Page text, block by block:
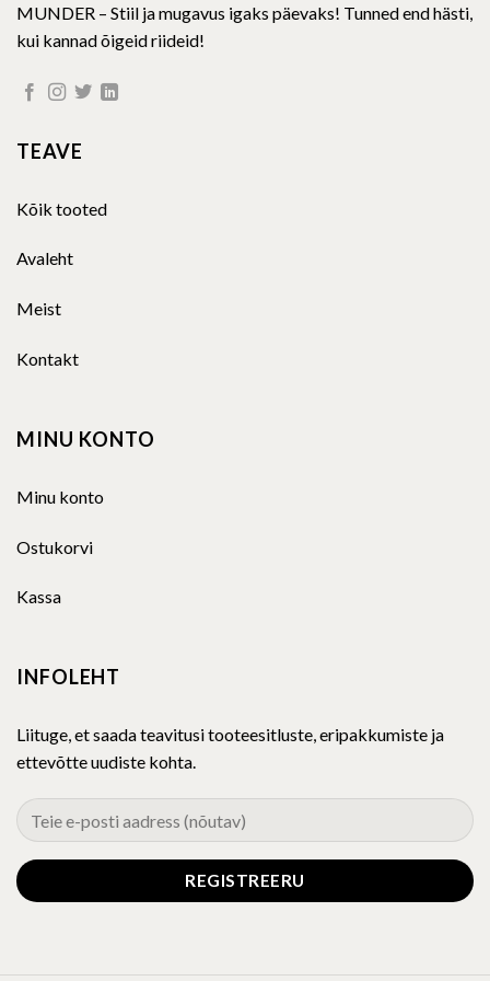
MUNDER – Stiil ja mugavus igaks päevaks! Tunned end hästi,
kui kannad õigeid riideid!
TEAVE
Kõik tooted
Avaleht
Meist
Kontakt
MINU KONTO
Minu konto
Ostukorvi
Kassa
INFOLEHT
Liituge, et saada teavitusi tooteesitluste, eripakkumiste ja
ettevõtte uudiste kohta.